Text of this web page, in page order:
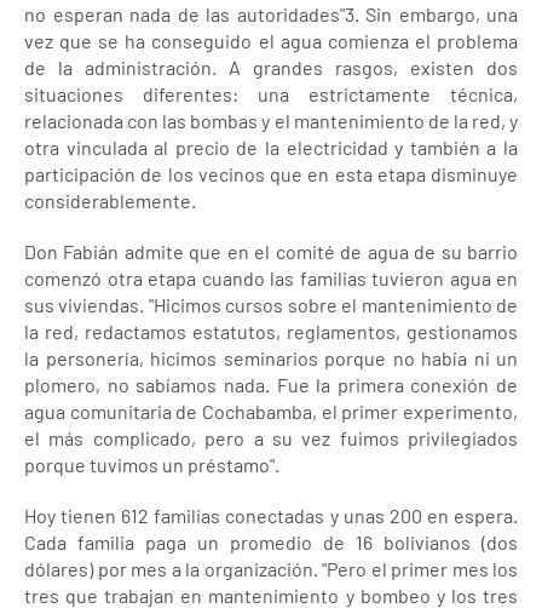
no esperan nada de las autoridades"3. Sin embargo, una
vez que se ha conseguido el agua comienza el problema
de la administración. A grandes rasgos, existen dos
situaciones diferentes: una estrictamente técnica,
relacionada con las bombas y el mantenimiento de la red, y
otra vinculada al precio de la electricidad y también a la
participación de los vecinos que en esta etapa disminuye
considerablemente.
Don Fabián admite que en el comité de agua de su barrio
comenzó otra etapa cuando las familias tuvieron agua en
sus viviendas. "Hicimos cursos sobre el mantenimiento de
la red, redactamos estatutos, reglamentos, gestionamos
la personería, hicimos seminarios porque no había ni un
plomero, no sabíamos nada. Fue la primera conexión de
agua comunitaria de Cochabamba, el primer experimento,
el más complicado, pero a su vez fuimos privilegiados
porque tuvimos un préstamo".
Hoy tienen 612 familias conectadas y unas 200 en espera.
Cada familia paga un promedio de 16 bolivianos (dos
dólares) por mes a la organización. "Pero el primer mes los
tres que trabajan en mantenimiento y bombeo y los tres